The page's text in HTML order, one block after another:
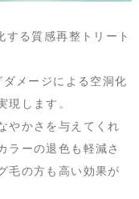
る質感再整トリート
メージによる空洞化
現します。
やかさを与えてくれ
ラーの退色も軽減さ
毛の方も高い効果が